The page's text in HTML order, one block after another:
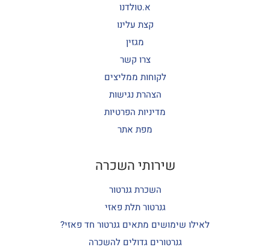
א.טולדנו
קצת עלינו
מגזין
צרו קשר
לקוחות ממליצים
הצהרת נגישות
מדיניות הפרטיות
מפת אתר
שירותי השכרה
השכרת גנרטור
גנרטור תלת פאזי
לאילו שימושים מתאים גנרטור חד פאזי?
גנרטורים גדולים להשכרה